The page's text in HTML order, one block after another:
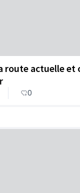
route actuelle et
0